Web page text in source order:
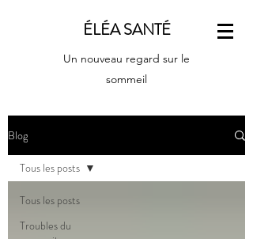
ÉLÉA SANTÉ
Un nouveau regard sur le
sommeil
Blog
Tous les posts
Troubles du
Tous les posts